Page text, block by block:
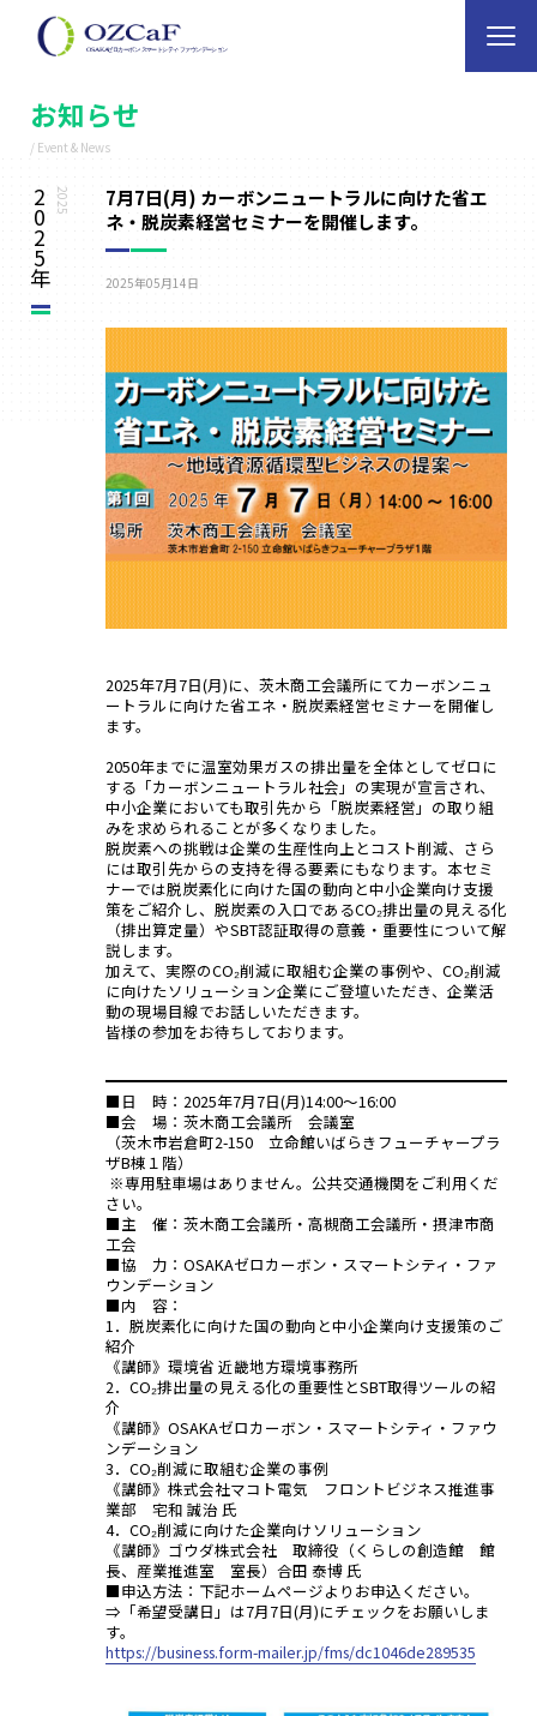
お知らせ
/ Event & News
2025
2
0
2
5
年
7月7日(月) カーボンニュートラルに向けた省エ
ネ・脱炭素経営セミナーを開催します。
2025年05月14日
2025年7月7日(月)に、茨木商工会議所にてカーボンニュ
ートラルに向けた省エネ・脱炭素経営セミナーを開催し
ます。
2050年までに温室効果ガスの排出量を全体としてゼロに
する「カーボンニュートラル社会」の実現が宣言され、
中小企業においても取引先から「脱炭素経営」の取り組
みを求められることが多くなりました。
脱炭素への挑戦は企業の生産性向上とコスト削減、さら
には取引先からの支持を得る要素にもなります。本セミ
ナーでは脱炭素化に向けた国の動向と中小企業向け支援
策をご紹介し、脱炭素の入口であるCO₂排出量の見える化
（排出算定量）やSBT認証取得の意義・重要性について解
説します。
加えて、実際のCO₂削減に取組む企業の事例や、CO₂削減
に向けたソリューション企業にご登壇いただき、企業活
動の現場目線でお話しいただきます。
皆様の参加をお待ちしております。
■日 時：2025年7月7日(月)14:00～16:00
■会 場：茨木商工会議所 会議室
（茨木市岩倉町2-150 立命館いばらきフューチャープラ
ザB棟１階）
※専用駐車場はありません。公共交通機関をご利用くだ
さい。
■主 催：茨木商工会議所・高槻商工会議所・摂津市商
工会
■協 力：OSAKAゼロカーボン・スマートシティ・ファ
ウンデーション
■内 容：
1．脱炭素化に向けた国の動向と中小企業向け支援策のご
紹介
《講師》環境省 近畿地方環境事務所
2．CO₂排出量の見える化の重要性とSBT取得ツールの紹
介
《講師》OSAKAゼロカーボン・スマートシティ・ファウ
ンデーション
3．CO₂削減に取組む企業の事例
《講師》株式会社マコト電気 フロントビジネス推進事
業部 宅和 誠治 氏
4．CO₂削減に向けた企業向けソリューション
《講師》ゴウダ株式会社 取締役（くらしの創造館 館
長、産業推進室 室長）合田 泰博 氏
■申込方法：下記ホームページよりお申込ください。
⇒「希望受講日」は7月7日(月)にチェックをお願いしま
す。
https://business.form-mailer.jp/fms/dc1046de289535